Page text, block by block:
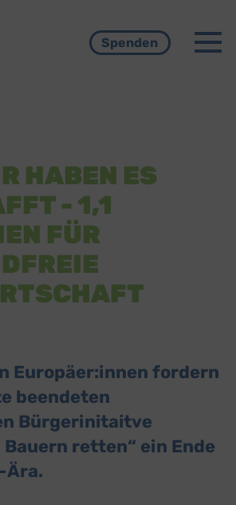
Spenden
HABEN ES
- 1,1
FÜR
Europäer:innen fordern
beendeten
Bürgerinitaitve
Bauern retten“ ein Ende
Ära.